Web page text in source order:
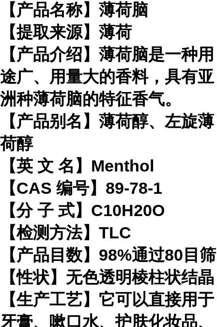
【产品名称】薄荷脑
【提取来源】薄荷
【产品介绍】薄荷脑是一种用
途广、用量大的香料，具有亚
洲种薄荷脑的特征香气。
【产品别名】薄荷醇、左旋薄
荷醇
【英 文 名】Menthol
【CAS 编号】89-78-1
【分 子 式】C10H20O
【检测方法】TLC
【产品目数】98%通过80目筛
【性状】无色透明棱柱状结晶
【生产工艺】它可以直接用于
牙膏、嗽口水、护肤化妆品、